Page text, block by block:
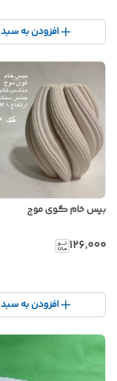
افزودن به سبد
بیس خام گوی موج
۱۲۶٬۰۰۰
افزودن به سبد